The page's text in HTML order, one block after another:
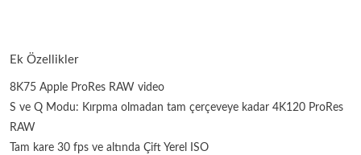
Ek Özellikler
8K75 Apple ProRes RAW video
S ve Q Modu: Kırpma olmadan tam çerçeveye kadar 4K120 ProRes
RAW
Tam kare 30 fps ve altında Çift Yerel ISO